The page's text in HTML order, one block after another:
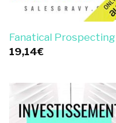
Fanatical Prospecting
19,14€